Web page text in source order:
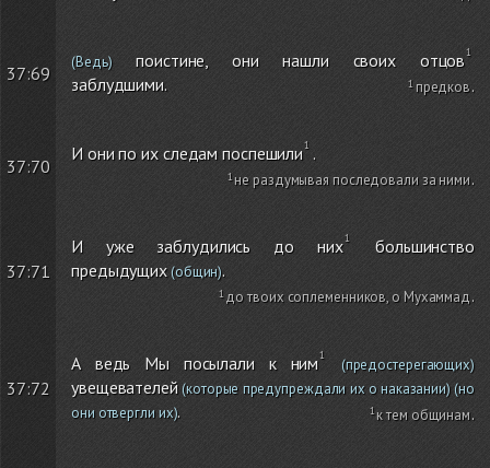
37:69
(Ведь)поистине, они нашли своих отцов
заблудшими.
предков.
37:70
И они по их следам поспешили .
не раздумывая последовали за ними.
37:71
И уже заблудились до них
большинство
предыдущих(общин).
до твоих соплеменников, о Мухаммад.
37:72
А ведь Мы посылали к ним (предостерегающих)
увещевателей(которые предупреждали их о наказании)(но
они отвергли их). к тем общинам.